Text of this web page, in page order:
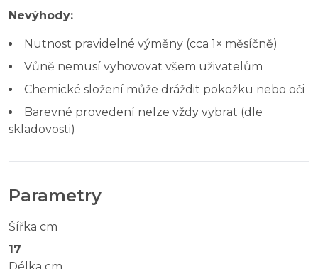
Nevýhody:
Nutnost pravidelné výměny (cca 1× měsíčně)
Vůně nemusí vyhovovat všem uživatelům
Chemické složení může dráždit pokožku nebo oči
Barevné provedení nelze vždy vybrat (dle
skladovosti)
Parametry
Šířka cm
17
Délka cm